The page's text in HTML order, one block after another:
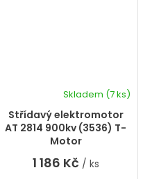
Střídavý elektromotor
AT 2814 900kv (3536) T-
Motor
Skladem (7 ks)
1 186 Kč / ks